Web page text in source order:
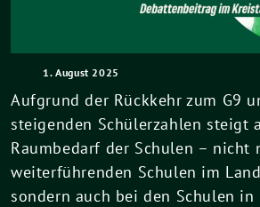
1. August 2025
Aufgrund der Rückkehr zum G9
steigenden Schülerzahlen steigt
Raumbedarf der Schulen – nicht
weiterführenden Schulen im
sondern auch bei den Schulen in